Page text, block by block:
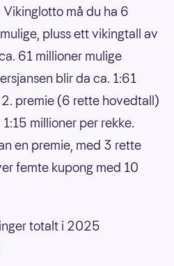
Vikinglotto må du ha 6
pluss ett vikingtall av
61 millioner mulige
blir da ca. 1:61
premie (6 rette hovedtall)
millioner per rekke.
en premie, med 3 rette
femte kupong med 10
totalt i 2025